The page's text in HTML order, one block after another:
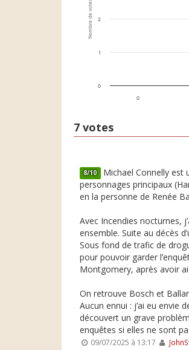
Nombre de votes
0
0
1
2
7 votes
8/10 Michael Connelly est
personnages principaux
en la personne de Renée
Avec Incendies nocturnes,
ensemble. Suite au décès
Sous fond de trafic de
pour pouvoir garder
Montgomery, après avoir
On retrouve Bosch et
Aucun ennui : j’ai eu envie
découvert un grave
enquêtes si elles ne sont
09/07/2025 à 13:17